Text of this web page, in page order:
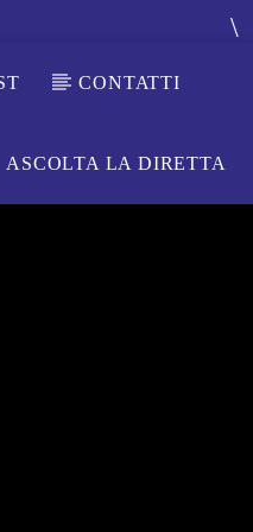
CONTATTI
ASCOLTA LA DIRETTA